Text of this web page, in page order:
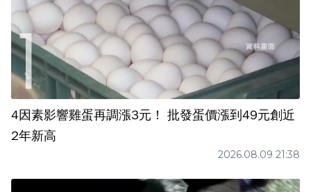
4因素影響雞蛋再調漲3元！ 批發蛋價漲到49元創近
2年新高
2026.08.09 21:38